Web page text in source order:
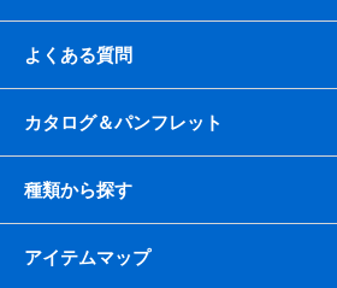
よくある質問
カタログ＆パンフレット
種類から探す
アイテムマップ